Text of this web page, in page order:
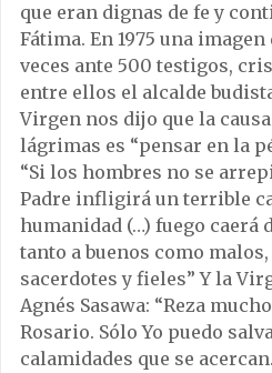
que eran dignas de fe y
Fátima. En 1975 una
veces ante 500 testigos,
entre ellos el alcalde
Virgen nos dijo que la
lágrimas es “pensar en la
“Si los hombres no se
Padre infligirá un terrible
humanidad (…) fuego caerá
tanto a buenos como
sacerdotes y fieles” Y la
Agnés Sasawa: “Reza
Rosario. Sólo Yo puedo
calamidades que se